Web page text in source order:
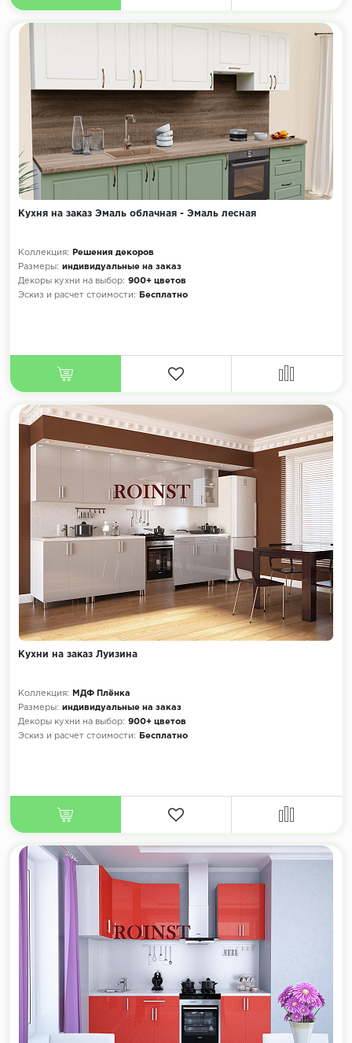
Кухня на заказ Эмаль облачная - Эмаль лесная
Коллекция:
Решения декоров
Размеры: индивидуальные на заказ
Декоры кухни на выбор: 900+ цветов
Эскиз и расчет стоимости:
Бесплатно
Кухни на заказ Луизина
Коллекция:
МДФ Плёнка
Размеры: индивидуальные на заказ
Декоры кухни на выбор: 900+ цветов
Эскиз и расчет стоимости:
Бесплатно